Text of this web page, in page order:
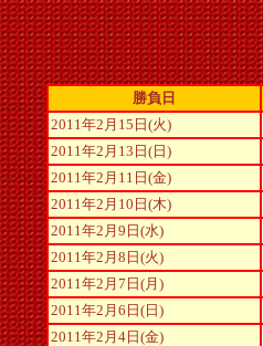
勝負日
2011年2月15日(火)
2011年2月13日(日)
2011年2月11日(金)
2011年2月10日(木)
2011年2月9日(水)
2011年2月8日(火)
2011年2月7日(月)
2011年2月6日(日)
2011年2月4日(金)